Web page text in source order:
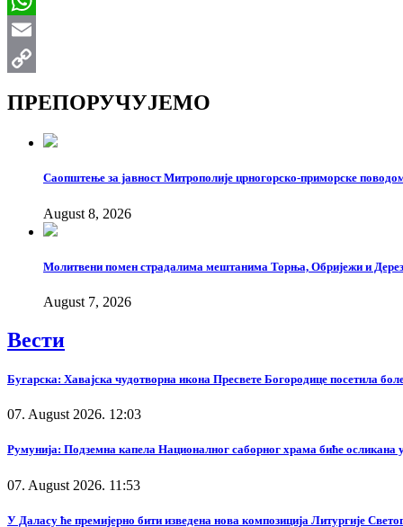
WhatsApp
Email
ПРЕПОРУЧУЈЕМО
Саопштење за јавност Митрополије црногорско-приморске
August 8, 2026
Молитвени помен страдалима мештанима Торња, Обријежи и
August 7, 2026
Вести
Бугарска: Хавајска чудотворна икона Пресвете Богородице посетила
07. August 2026. 12:03
Румунија: Подземна капела Националног саборног храма биће осликана
07. August 2026. 11:53
У Даласу ће премијерно бити изведена нова композиција Литургије